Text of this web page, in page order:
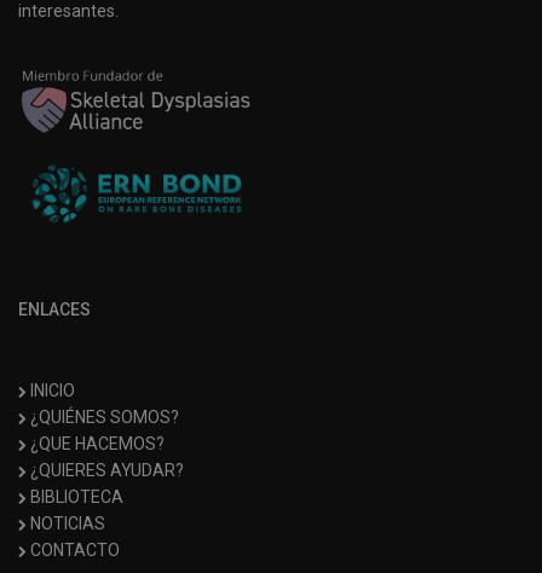
interesantes.
ENLACES
INICIO
¿QUIÉNES SOMOS?
¿QUE HACEMOS?
¿QUIERES AYUDAR?
BIBLIOTECA
NOTICIAS
CONTACTO